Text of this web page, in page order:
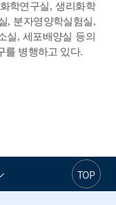
학연구실, 생리화학
, 분자영양학실험실,
실, 세포배양실 등의
를 병행하고 있다.
TOP